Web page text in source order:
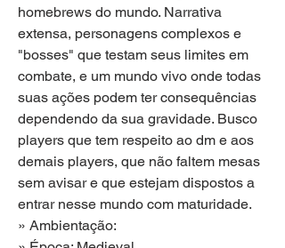
homebrews do mundo. Narrativa
extensa, personagens complexos e
"bosses" que testam seus limites em
combate, e um mundo vivo onde todas
suas ações podem ter consequências
dependendo da sua gravidade. Busco
players que tem respeito ao dm e aos
demais players, que não faltem mesas
sem avisar e que estejam dispostos a
entrar nesse mundo com maturidade.
» Ambientação: